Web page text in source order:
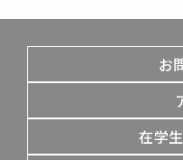
お
在学